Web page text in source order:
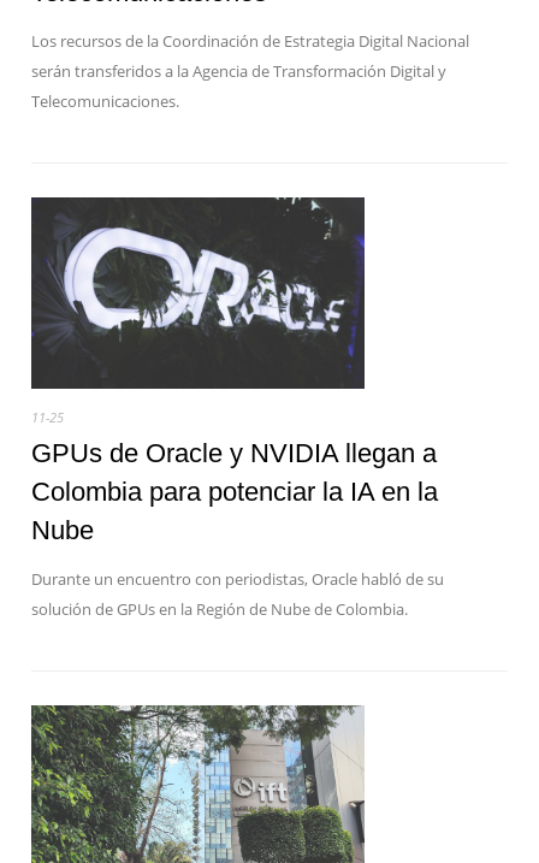
Los recursos de la Coordinación de Estrategia Digital Nacional
serán transferidos a la Agencia de Transformación Digital y
Telecomunicaciones.
11-25
GPUs de Oracle y NVIDIA llegan a
Colombia para potenciar la IA en la
Nube
Durante un encuentro con periodistas, Oracle habló de su
solución de GPUs en la Región de Nube de Colombia.